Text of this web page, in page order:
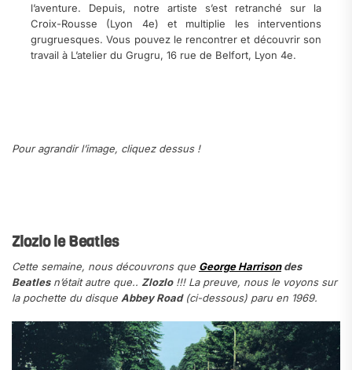
l’aventure. Depuis, notre artiste s’est retranché sur la
Croix-Rousse (Lyon 4e) et multiplie les interventions
grugruesques. Vous pouvez le rencontrer et découvrir son
travail à L’atelier du Grugru, 16 rue de Belfort, Lyon 4e.
Pour agrandir l’image, cliquez dessus !
Zlozlo le Beatles
Cette semaine, nous découvrons que George Harrisondes
Beatlesn’était autre que.. Zlozlo!!! La preuve, nous le voyons sur
la pochette du disque Abbey Road(ci-dessous) paru en 1969.